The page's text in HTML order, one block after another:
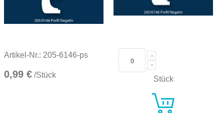
Artikel-Nr.: 205-6146-ps
0,99 € /Stück Stück